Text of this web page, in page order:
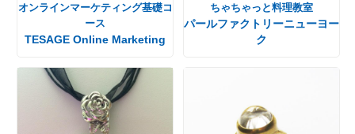
オンラインマーケティング基礎コ
ース
TESAGE Online Marketing
ちゃちゃっと料理教室
パールファクトリーニューヨー
ク